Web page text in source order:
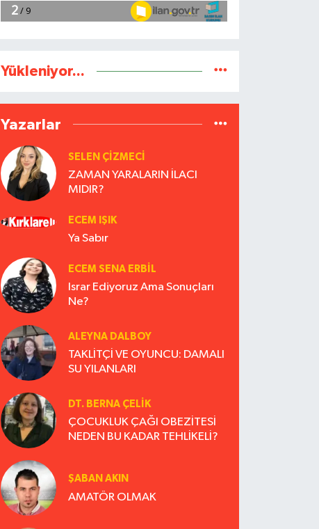
Yükleniyor...
Yazarlar
SELEN ÇİZMECİ
ZAMAN YARALARIN İLACI
MIDIR?
ECEM IŞIK
Ya Sabır
ECEM SENA ERBIL
Israr Ediyoruz Ama Sonuçları
Ne?
ALEYNA DALBOY
TAKLİTÇİ VE OYUNCU: DAMALI
SU YILANLARI
DT. BERNA ÇELIK
ÇOCUKLUK ÇAĞI OBEZİTESİ
NEDEN BU KADAR TEHLİKELİ?
ŞABAN AKIN
AMATÖR OLMAK